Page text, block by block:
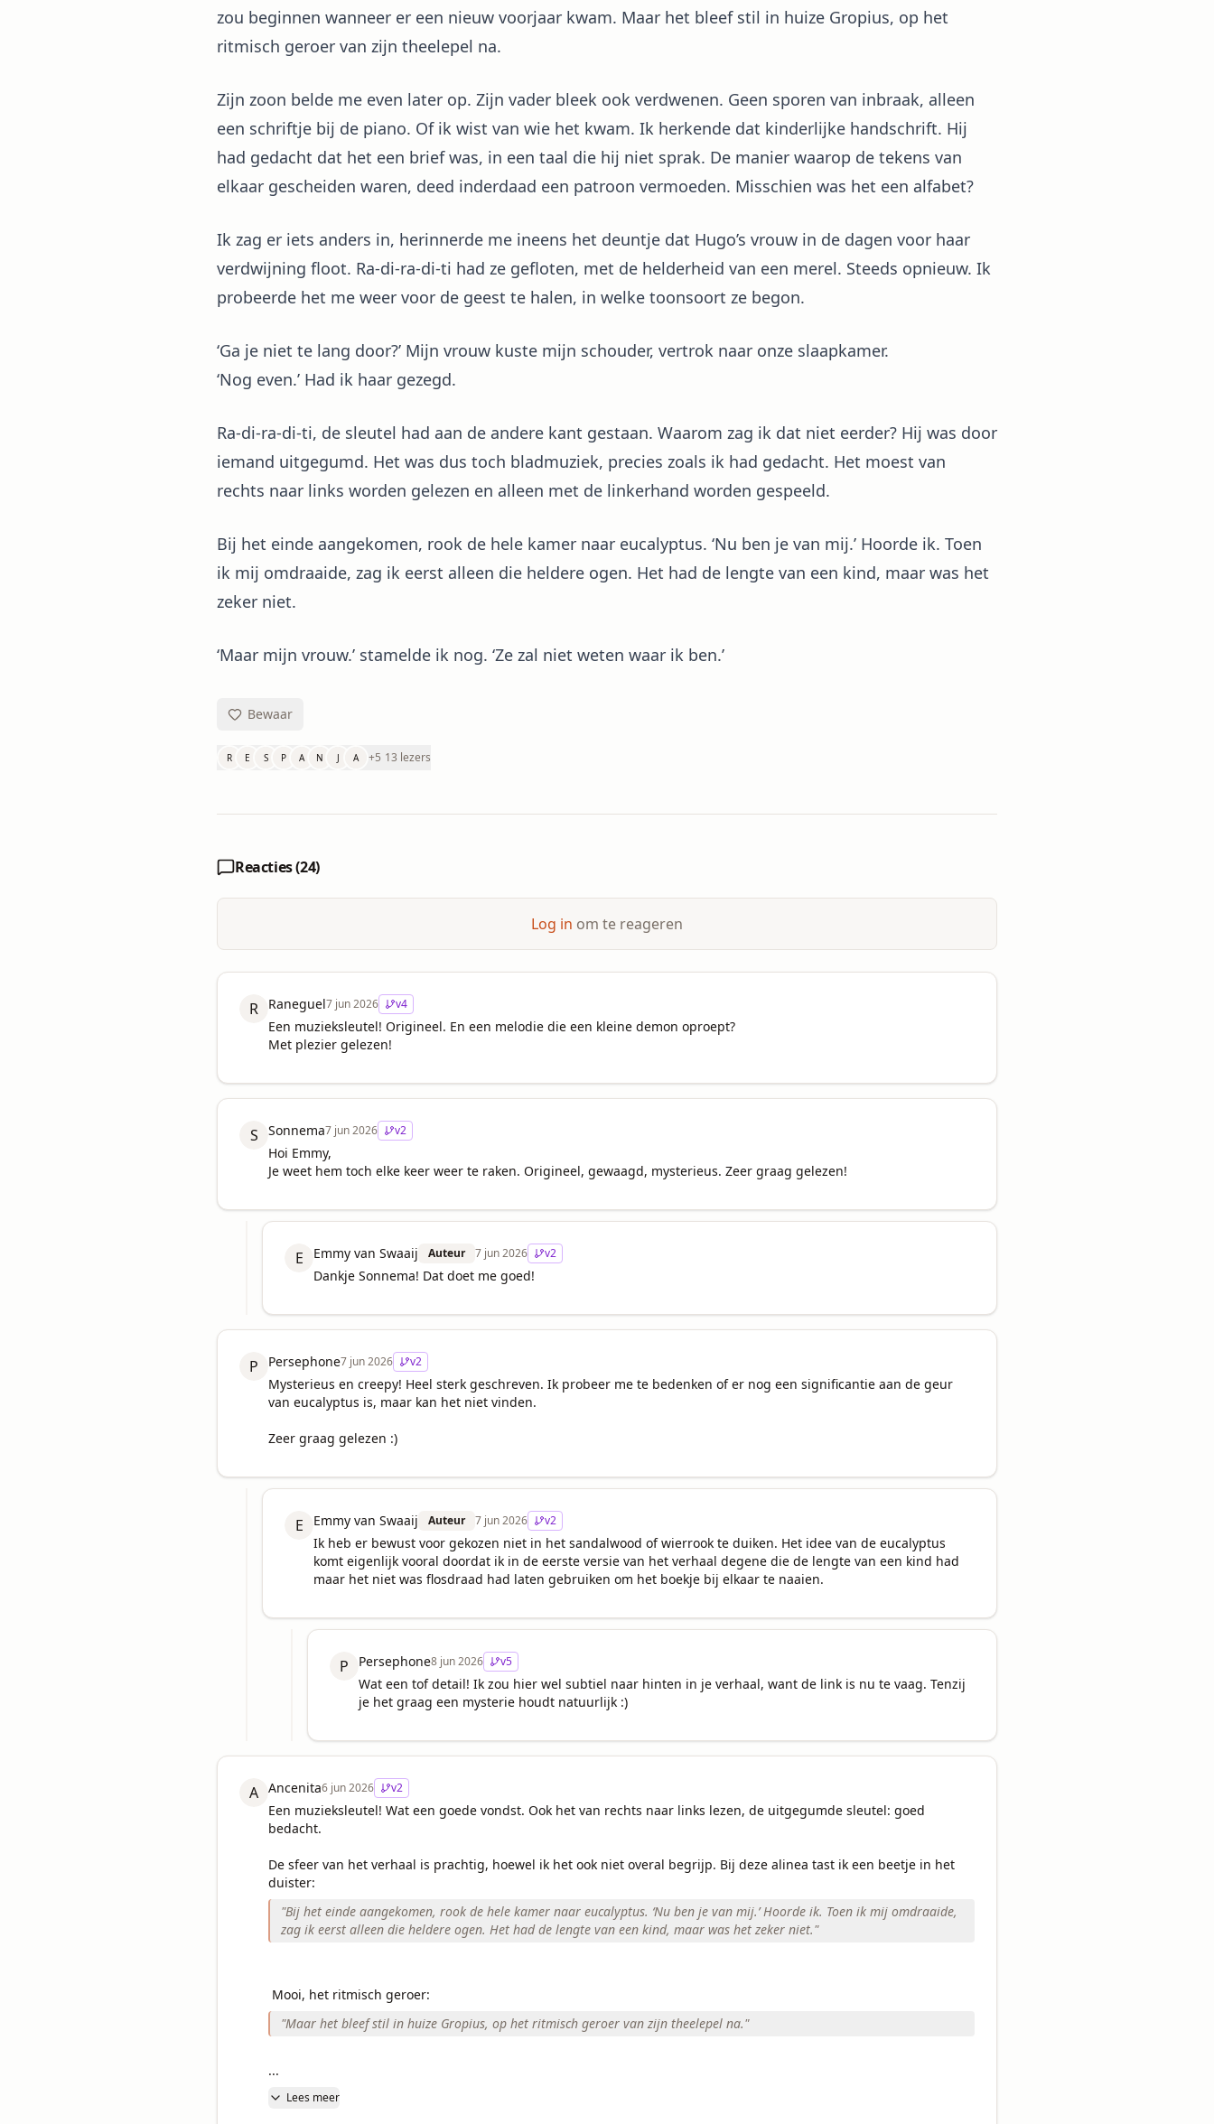
zou beginnen wanneer er een nieuw voorjaar kwam. Maar het bleef stil in huize Gropius, op het
ritmisch geroer van zijn theelepel na.
Zijn zoon belde me even later op. Zijn vader bleek ook verdwenen. Geen sporen van inbraak, alleen
een schriftje bij de piano. Of ik wist van wie het kwam. Ik herkende dat kinderlijke handschrift. Hij
had gedacht dat het een brief was, in een taal die hij niet sprak. De manier waarop de tekens van
elkaar gescheiden waren, deed inderdaad een patroon vermoeden. Misschien was het een alfabet?
Ik zag er iets anders in, herinnerde me ineens het deuntje dat Hugo’s vrouw in de dagen voor haar
verdwijning floot. Ra-di-ra-di-ti had ze gefloten, met de helderheid van een merel. Steeds opnieuw. Ik
probeerde het me weer voor de geest te halen, in welke toonsoort ze begon.
‘Ga je niet te lang door?’ Mijn vrouw kuste mijn schouder, vertrok naar onze slaapkamer.
‘Nog even.’ Had ik haar gezegd.
Ra-di-ra-di-ti, de sleutel had aan de andere kant gestaan. Waarom zag ik dat niet eerder? Hij was door
iemand uitgegumd. Het was dus toch bladmuziek, precies zoals ik had gedacht. Het moest van
rechts naar links worden gelezen en alleen met de linkerhand worden gespeeld.
Bij het einde aangekomen, rook de hele kamer naar eucalyptus. ‘Nu ben je van mij.’ Hoorde ik. Toen
ik mij omdraaide, zag ik eerst alleen die heldere ogen. Het had de lengte van een kind, maar was het
zeker niet.
‘Maar mijn vrouw.’ stamelde ik nog. ‘Ze zal niet weten waar ik ben.’
Bewaar
R E S P A N J A +5 13 lezers
Reacties (24)
Log in om te reageren
R Raneguel7 jun 2026 v4
Een muzieksleutel! Origineel. En een melodie die een kleine demon oproept?
Met plezier gelezen!
S Sonnema7 jun 2026 v2
Hoi Emmy,
Je weet hem toch elke keer weer te raken. Origineel, gewaagd, mysterieus. Zeer graag gelezen!
E Emmy van Swaaij Auteur 7 jun 2026 v2
Dankje Sonnema! Dat doet me goed!
P Persephone7 jun 2026 v2
Mysterieus en creepy! Heel sterk geschreven. Ik probeer me te bedenken of er nog een significantie aan de geur
van eucalyptus is, maar kan het niet vinden.
Zeer graag gelezen :)
E Emmy van Swaaij Auteur 7 jun 2026 v2
Ik heb er bewust voor gekozen niet in het sandalwood of wierrook te duiken. Het idee van de eucalyptus
komt eigenlijk vooral doordat ik in de eerste versie van het verhaal degene die de lengte van een kind had
maar het niet was flosdraad had laten gebruiken om het boekje bij elkaar te naaien.
P Persephone8 jun 2026 v5
Wat een tof detail! Ik zou hier wel subtiel naar hinten in je verhaal, want de link is nu te vaag. Tenzij
je het graag een mysterie houdt natuurlijk :)
A Ancenita6 jun 2026 v2
Een muzieksleutel! Wat een goede vondst. Ook het van rechts naar links lezen, de uitgegumde sleutel: goed
bedacht.
De sfeer van het verhaal is prachtig, hoewel ik het ook niet overal begrijp. Bij deze alinea tast ik een beetje in het
duister:
"Bij het einde aangekomen, rook de hele kamer naar eucalyptus. ‘Nu ben je van mij.’ Hoorde ik. Toen ik mij omdraaide,
zag ik eerst alleen die heldere ogen. Het had de lengte van een kind, maar was het zeker niet."
Mooi, het ritmisch geroer:
"Maar het bleef stil in huize Gropius, op het ritmisch geroer van zijn theelepel na."
...
Lees meer